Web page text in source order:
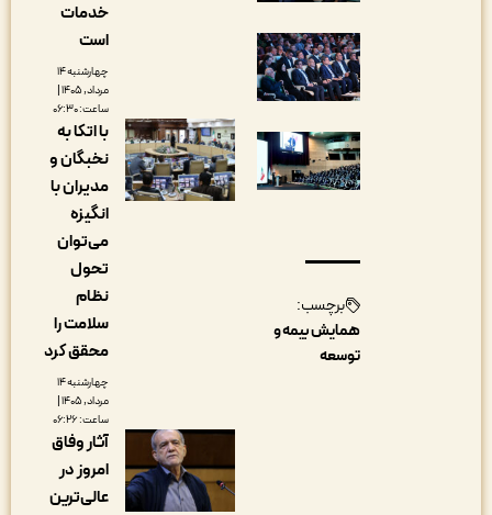
برچسب:
همایش بیمه و
چهارشنبه ۱۴
مرداد, ۱۴۰۵ |
با اتکا به
نخبگان و
مدیران با
می‌توان
سلامت را
محقق کرد
چهارشنبه ۱۴
مرداد, ۱۴۰۵ |
آثار وفاق
امروز در
عالی‌ترین